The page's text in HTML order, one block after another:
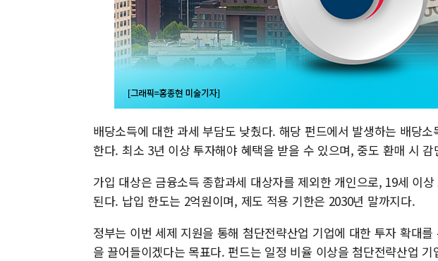
배당소득에 대한 과세 부담도 낮췄다. 해당 펀드에서 발생하는 배당
한다. 최소 3년 이상 투자해야 혜택을 받을 수 있으며, 중도 환매 시
가입 대상은 금융소득 종합과세 대상자를 제외한 개인으로, 19세 이
된다. 납입 한도는 2억원이며, 제도 적용 기한은 2030년 말까지다.
정부는 이번 세제 지원을 통해 첨단전략산업 기업에 대한 투자 확대
을 끌어들이겠다는 목표다. 펀드는 일정 비율 이상을 첨단전략산업